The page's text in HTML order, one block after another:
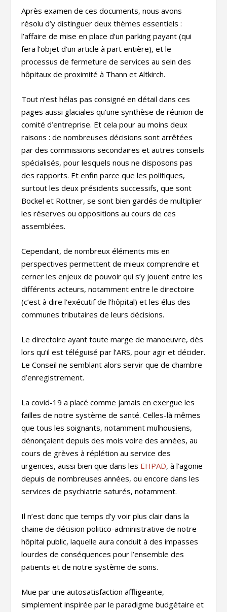
Après examen de ces documents, nous avons
résolu d’y distinguer deux thèmes essentiels :
l’affaire de mise en place d’un parking payant (qui
fera l’objet d’un article à part entière), et le
processus de fermeture de services au sein des
hôpitaux de proximité à Thann et Altkirch.
Tout n’est hélas pas consigné en détail dans ces
pages aussi glaciales qu’une synthèse de réunion de
comité d’entreprise. Et cela pour au moins deux
raisons : de nombreuses décisions sont arrêtées
par des commissions secondaires et autres conseils
spécialisés, pour lesquels nous ne disposons pas
des rapports. Et enfin parce que les politiques,
surtout les deux présidents successifs, que sont
Bockel et Rottner, se sont bien gardés de multiplier
les réserves ou oppositions au cours de ces
assemblées.
Cependant, de nombreux éléments mis en
perspectives permettent de mieux comprendre et
cerner les enjeux de pouvoir qui s’y jouent entre les
différents acteurs, notamment entre le directoire
(c’est à dire l’exécutif de l’hôpital) et les élus des
communes tributaires de leurs décisions.
Le directoire ayant toute marge de manoeuvre, dès
lors qu’il est téléguisé par l’ARS, pour agir et décider.
Le Conseil ne semblant alors servir que de chambre
d’enregistrement.
La covid-19 a placé comme jamais en exergue les
failles de notre système de santé. Celles-là mêmes
que tous les soignants, notamment mulhousiens,
dénonçaient depuis des mois voire des années, au
cours de grèves à réplétion au service des
urgences, aussi bien que dans les EHPAD, à l’agonie
depuis de nombreuses années, ou encore dans les
services de psychiatrie saturés, notamment.
Il n’est donc que temps d’y voir plus clair dans la
chaine de décision politico-administrative de notre
hôpital public, laquelle aura conduit à des impasses
lourdes de conséquences pour l’ensemble des
patients et de notre système de soins.
Mue par une autosatisfaction affligeante,
simplement inspirée par le paradigme budgétaire et